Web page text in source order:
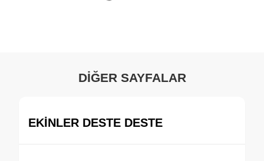
DİĞER SAYFALAR
EKİNLER DESTE DESTE